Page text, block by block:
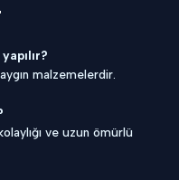
malzemelerdir.
ve uzun ömürlü